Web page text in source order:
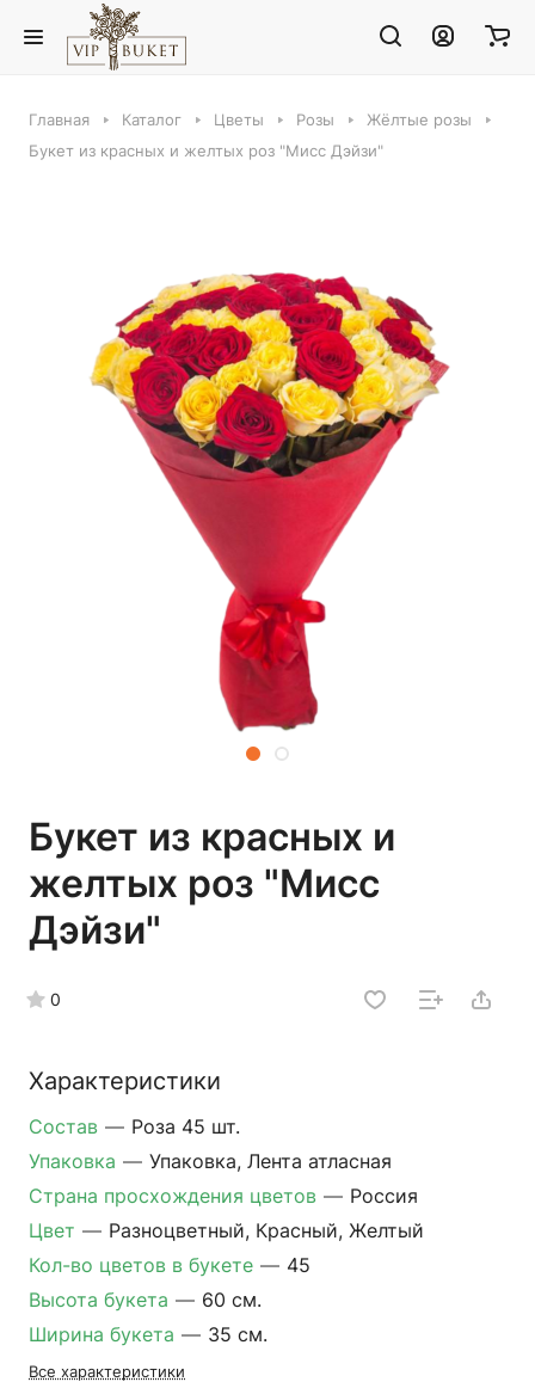
Главная Каталог Цветы Розы
Жёлтые розы
Букет из красных и желтых роз "Мисс Дэйзи"
Букет из красных и
желтых роз "Мисс
Дэйзи"
0
Характеристики
Состав — Роза 45 шт.
Упаковка — Упаковка, Лента атласная
Страна просхождения цветов — Россия
Цвет — Разноцветный, Красный, Желтый
Кол-во цветов в букете — 45
Высота букета — 60 см.
Ширина букета — 35 см.
Все характеристики